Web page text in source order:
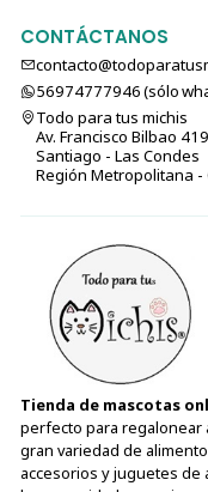
CONTÁCTANOS
56974777946 (sólo⁣⁣⁣⁣⁣​​​​​​​​​​​​​​​
Todo para tus michis
Av. Francisco Bilbao
Santiago - Las Condes
Región Metropolitana -
Tienda de mascotas
perfecto para regalonear
gran variedad de
accesorios y juguetes de